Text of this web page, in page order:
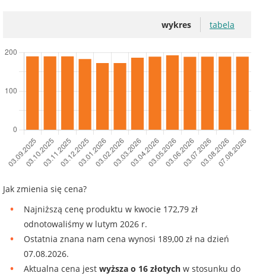
wykres tabela
Jak zmienia się cena?
Najniższą cenę produktu w kwocie 172,79 zł
odnotowaliśmy w lutym 2026 r.
Ostatnia znana nam cena wynosi 189,00 zł na dzień
07.08.2026.
Aktualna cena jest wyższa o 16 złotych w stosunku do